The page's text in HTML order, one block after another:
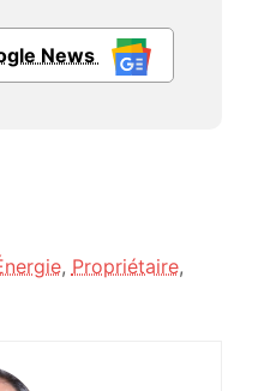
News
, Propriétaire,